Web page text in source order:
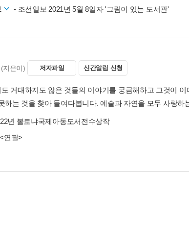
- 조선일보 2021년 5월 8일자 '그림이 있는 도서관'
(지은이) 저자파일 신간알림 신청
거대하지도 않은 것들의 이야기를 궁금해하고 그것이
하는 것을 찾아 들여다봅니다. 예술과 자연을 모두 사랑
년 볼로냐국제아동도서전수상작
<연필>